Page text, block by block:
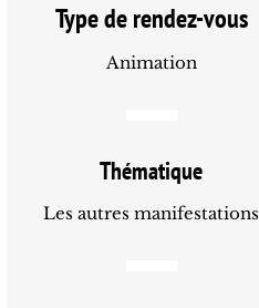
Type de rendez-vous
Animation
Thématique
Les autres manifestations